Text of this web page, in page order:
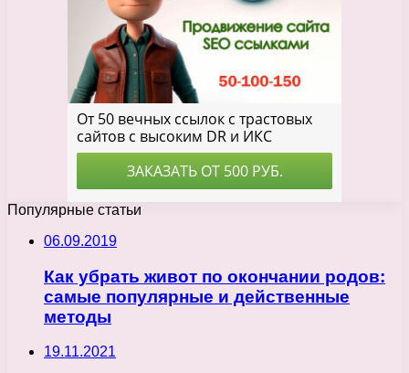
Популярные статьи
06.09.2019
Как убрать живот по окончании родов:
самые популярные и действенные
методы
19.11.2021